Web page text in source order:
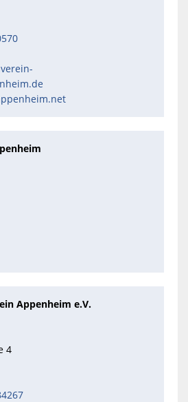
Appenheim e.V.
4